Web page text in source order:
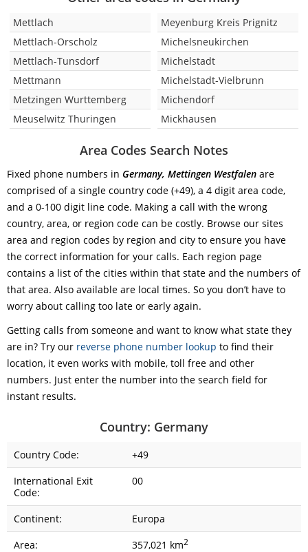
Mettlach
Mettlach-Orscholz
Mettlach-Tunsdorf
Mettmann
Metzingen Wurttemberg
Meuselwitz Thuringen
Meyenburg Kreis Prignitz
Michelsneukirchen
Michelstadt
Michelstadt-Vielbrunn
Michendorf
Mickhausen
Area Codes Search Notes
Fixed phone numbers in Germany, Mettingen Westfalen are
comprised of a single country code (+49), a 4 digit area code,
and a 0-100 digit line code. Making a call with the wrong
country, area, or region code can be costly. Browse our sites
area and region codes by region and city to ensure you have
the correct information for your calls. Each region page
contains a list of the cities within that state and the numbers of
that area. Also available are local times. So you don’t have to
worry about calling too late or early again.
Getting calls from someone and want to know what state they
are in? Try our reverse phone number lookup to find their
location, it even works with mobile, toll free and other
numbers. Just enter the number into the search field for
instant results.
Country: Germany
Country Code:
+49
International Exit
Code:
00
Continent:
Europa
Area:
357,021 km2